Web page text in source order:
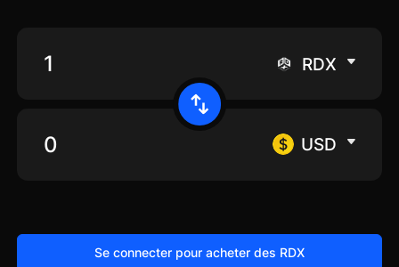
RDX
USD
Se connecter pour acheter des RDX